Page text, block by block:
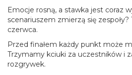
Emocje rosną, a stawka jest coraz
scenariuszem zmierzą się
czerwca.
Przed finałem każdy punkt może
Trzymamy kciuki za uczestników i
rozgrywek.